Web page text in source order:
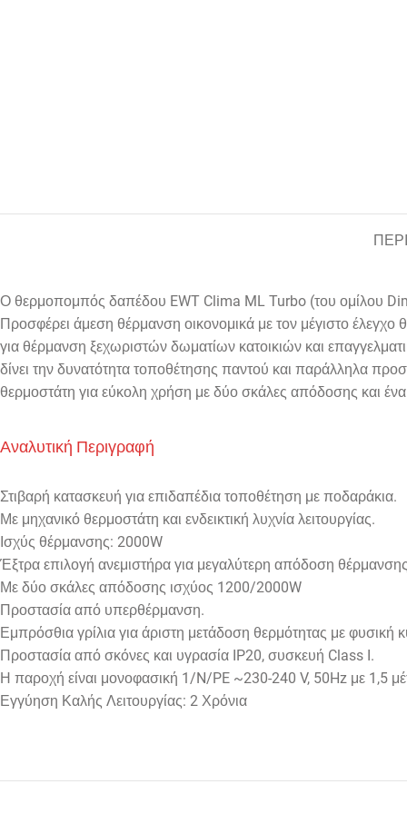
Ο θερμοπομπός δαπέδου EWT Clima ML Turbo (του ομίλου
Προσφέρει άμεση θέρμανση οικονομικά με τον μέγιστο
για θέρμανση ξεχωριστών δωματίων κατοικιών και
δίνει την δυνατότητα τοποθέτησης παντού και παράλληλα
θερμοστάτη για εύκολη χρήση με δύο σκάλες απόδοσης και
Αναλυτική Περιγραφή
Στιβαρή κατασκευή για επιδαπέδια τοποθέτηση με ποδαράκια.
Με μηχανικό θερμοστάτη και ενδεικτική λυχνία λειτουργίας.
Ισχύς θέρμανσης: 2000W
Έξτρα επιλογή ανεμιστήρα για μεγαλύτερη απόδοση θέρμανσης
Με δύο σκάλες απόδοσης ισχύος 1200/2000W
Προστασία από υπερθέρμανση.
Εμπρόσθια γρίλια για άριστη μετάδοση θερμότητας με φυσική
Προστασία από σκόνες και υγρασία IP20, συσκευή Class I.
Η παροχή είναι μονοφασική 1/N/PE ~230-240 V, 50Hz με 1,5
Εγγύηση Καλής Λειτουργίας: 2 Χρόνια